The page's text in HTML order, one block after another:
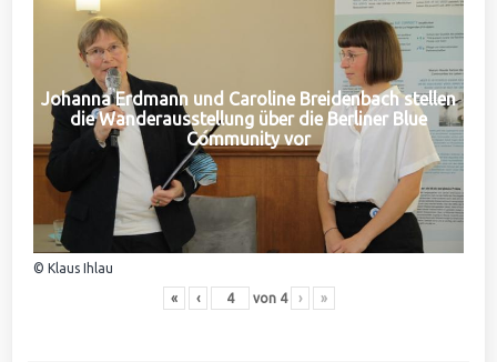
Johanna Erdmann und Caroline Breidenbach stellen
die Wanderausstellung über die Berliner Blue
Community vor
© Klaus Ihlau
« ‹ von 4 › »